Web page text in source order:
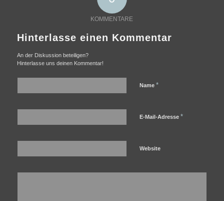
KOMMENTARE
Hinterlasse einen Kommentar
An der Diskussion beteiligen?
Hinterlasse uns deinen Kommentar!
Name *
E-Mail-Adresse *
Website